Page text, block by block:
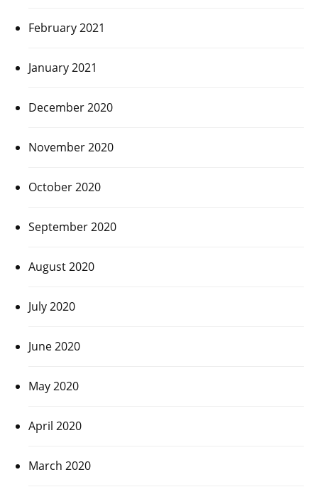
February 2021
January 2021
December 2020
November 2020
October 2020
September 2020
August 2020
July 2020
June 2020
May 2020
April 2020
March 2020